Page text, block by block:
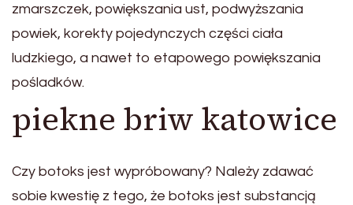
zmarszczek, powiększania ust, podwyższania
powiek, korekty pojedynczych części ciała
ludzkiego, a nawet to etapowego powiększania
pośladków.
piekne briw katowice
Czy botoks jest wypróbowany? Należy zdawać
sobie kwestię z tego, że botoks jest substancją